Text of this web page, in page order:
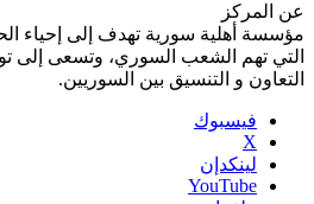
عن المركز
مؤسسة أهلية سورية تهدف إلى إحياء
التي تهم الشعب السوري، وتسعى إلى
التعاون و التنسيق بين السوريين.
فيسبوك
‫X
لينكدإن
‫YouTube